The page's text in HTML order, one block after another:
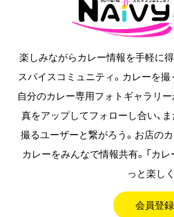
楽しみながらカレー情報を手軽に
スパイスコミュニティ。カレーを撮
自分のカレー専用フォトギャラリ
真をアップしてフォローし合い、
撮るユーザーと繋がろう。お店のカ
カレーをみんなで情報共有。「カレ
っと楽しく
会員登録